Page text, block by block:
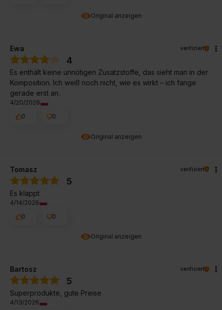
Original anzeigen
Original anzeigen
Ewa verifiziert
4
Es enthält keine unnötigen Zusatzstoffe, das sieht man in der
Komposition. Ich weiß noch nicht, wie es wirkt – ich fange
gerade erst an.
4/20/2026
0
0
Original anzeigen
Tomasz verifiziert
5
Es klappt
4/14/2026
0
0
Bartosz verifiziert
5
Superprodukte, gute Preise
4/13/2026